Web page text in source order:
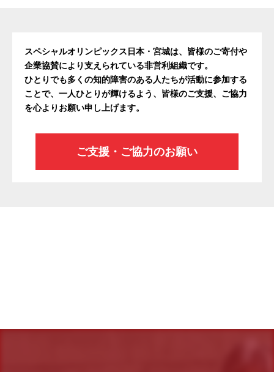
スペシャルオリンピックス日本・宮城は、皆様のご寄付や
企業協賛により支えられている非営利組織です。
ひとりでも多くの知的障害のある人たちが活動に参加する
ことで、一人ひとりが輝けるよう、皆様のご支援、ご協力
を心よりお願い申し上げます。
ご支援・ご協力のお願い